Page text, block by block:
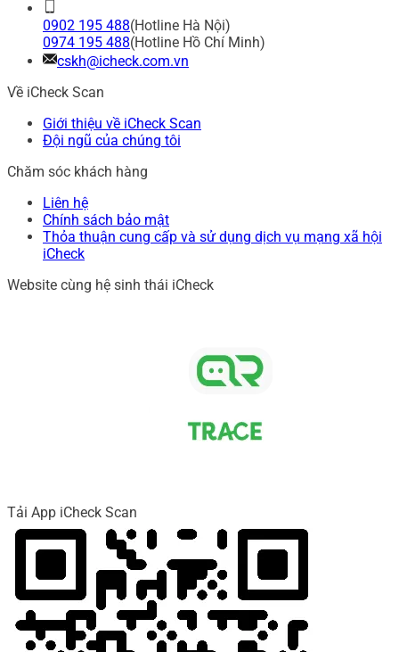
0902 195 488(Hotline Hà Nội)
0974 195 488(Hotline Hồ Chí Minh)
cskh@icheck.com.vn
Về iCheck Scan
Giới thiệu về iCheck Scan
Đội ngũ của chúng tôi
Chăm sóc khách hàng
Liên hệ
Chính sách bảo mật
Thỏa thuận cung cấp và sử dụng dịch vụ mạng xã hội
iCheck
Website cùng hệ sinh thái iCheck
Tải App iCheck Scan